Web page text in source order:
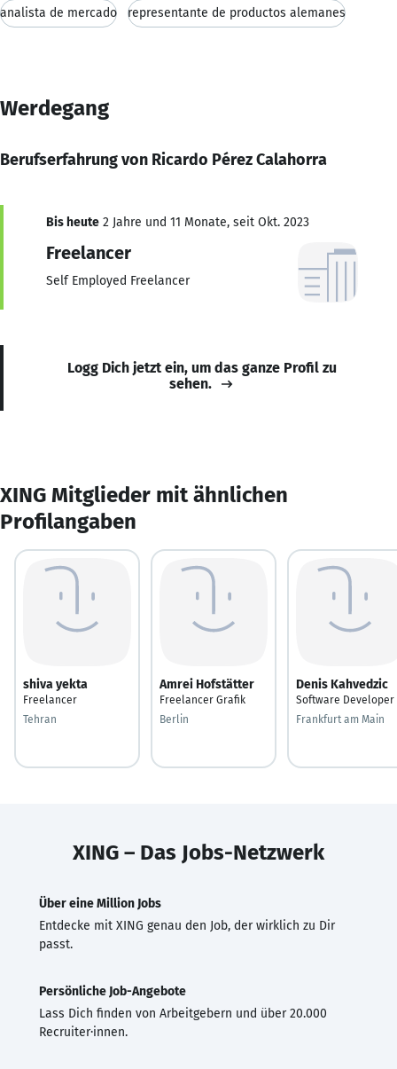
analista de mercado representante de productos alemanes
Werdegang
Berufserfahrung von Ricardo Pérez Calahorra
Bis heute 2 Jahre und 11 Monate, seit Okt. 2023
Freelancer
Self Employed Freelancer
Logg Dich jetzt ein, um das ganze Profil zu
sehen.
XING Mitglieder mit ähnlichen
Profilangaben
shiva yekta
Freelancer
Tehran
Amrei Hofstätter
Freelancer Grafik
Berlin
Denis Kahvedzic
Software Developer
Frankfurt am Main
XING – Das Jobs-Netzwerk
Über eine Million Jobs
Entdecke mit XING genau den Job, der wirklich zu Dir
passt.
Persönliche Job-Angebote
Lass Dich finden von Arbeitgebern und über 20.000
Recruiter·innen.